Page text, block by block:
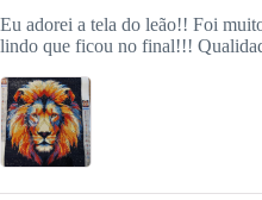
Eu adorei a tela do leão!! Foi
lindo que ficou no final!!!